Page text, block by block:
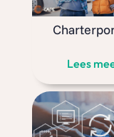
Lees